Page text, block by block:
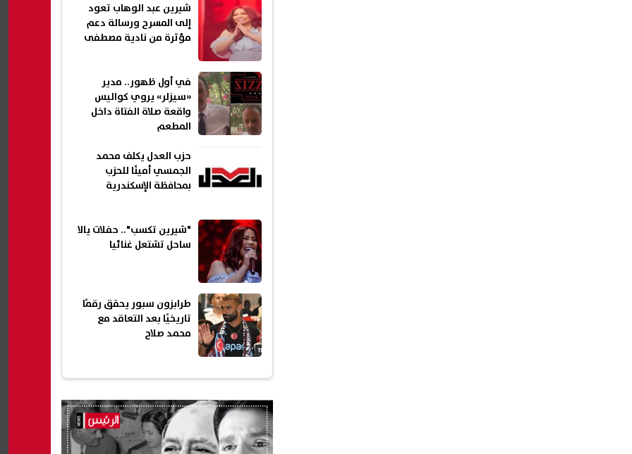
شيرين عبد الوهاب تعود
إلى المسرح ورسالة دعم
مؤثرة من نادية مصطفى
في أول ظهور.. مدير
«سيزلر» يروي كواليس
واقعة صلاة الفتاة داخل
المطعم
حزب العدل يكلف محمد
الجمسي أمينًا للحزب
بمحافظة الإسكندرية
"شيرين تكسب".. حفلات يالا
ساحل تشتعل غنائيا
طرابزون سبور يحقق رقمًا
تاريخيًا بعد التعاقد مع
محمد صلاح